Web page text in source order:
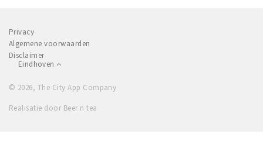
Privacy
Algemene voorwaarden
Disclaimer
Eindhoven
© 2026, The City App Company
Realisatie door Beer n tea